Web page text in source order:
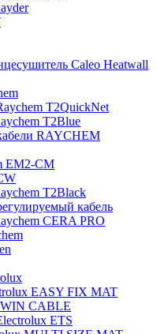
Caleo Heatwall
T2QuickNet
T2Blue
RAYCHEM
EM2-CM
T2Black
кабель
CERA PRO
EASY FIX MAT
CABLE
ETS